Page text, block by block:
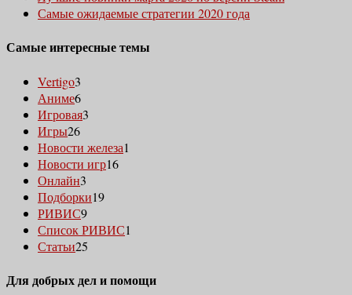
Самые ожидаемые стратегии 2020 года
Самые интересные темы
Vertigo3
Аниме6
Игровая3
Игры26
Новости железа1
Новости игр16
Онлайн3
Подборки19
РИВИС9
Список РИВИС1
Статьи25
Для добрых дел и помощи